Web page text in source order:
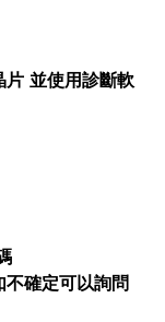
片 並使用診斷軟
確定可以詢問